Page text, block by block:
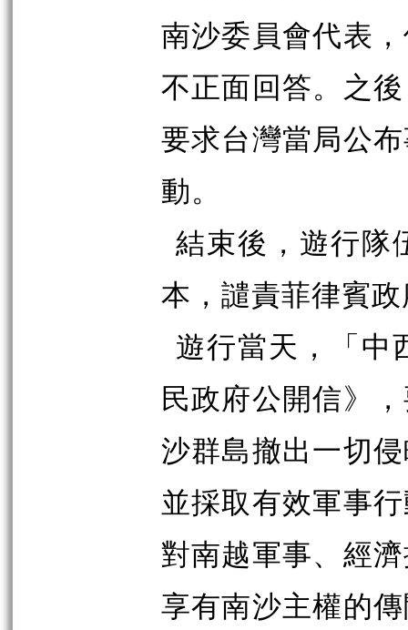
南沙委員會代表
不正面回答。之
要求台灣當局公
動。
結束後，遊行隊
本，譴責菲律賓
遊行當天，「中
民政府公開信》
沙群島撤出一切
並採取有效軍事
對南越軍事、經
享有南沙主權的